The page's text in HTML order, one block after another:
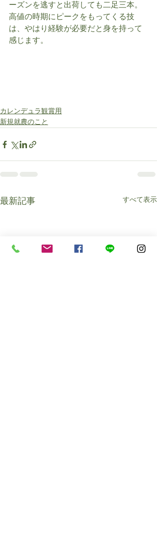
ーズンを逃すと出荷しても二足三本。
高値の時期にピークをもってくる技
は、やはり経験が必要だと身を持って
感じます。
カレンデュラ観賞用
新規就農のこと
最新記事 すべて表示